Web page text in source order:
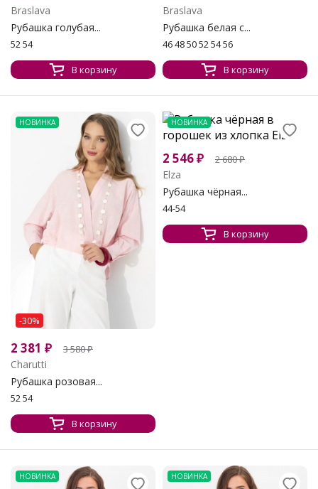
Braslava
Рубашка голубая...
52 54
В корзину
Braslava
Рубашка белая с...
46 48 50 52 54 56
В корзину
НОВИНКА
-30%
2 381 ₽ 3 580₽
Charutti
Рубашка розовая...
52 54
В корзину
НОВИНКА
2 546₽ 2 680₽
Elza
Рубашка чёрная...
44-54
В корзину
НОВИНКА НОВИНКА